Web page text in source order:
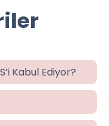
Kabul Ediyor?